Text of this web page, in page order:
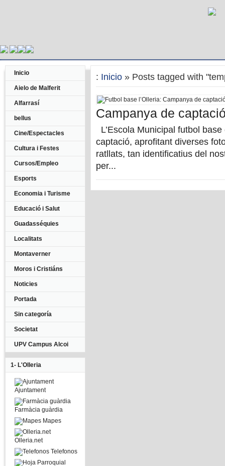
Inicio
Aielo de Malferit
Alfarrasí
bellus
Cine/Espectacles
Cultura i Festes
Cursos/Empleo
Esports
Economia i Turisme
Educació i Salut
Guadasséquies
Localitats
Montaverner
Moros i Cristiáns
Noticies
Portada
Sin categoría
Societat
UPV Campus Alcoi
1- L'Olleria
Ajuntament
Farmàcia guàrdia
Mapes
Olleria.net
Telefonos
: Inicio » Posts tagged with
Campanya de
L’Escola Municipal futbol
captació, aprofitant diverses
ratllats, tan identificatius del
per...